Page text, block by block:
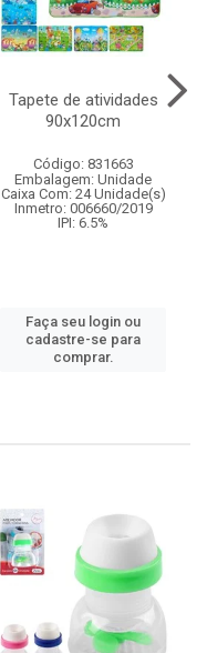
Tapete de atividades
90x120cm
Código: 831663
Embalagem: Unidade
Caixa Com: 24 Unidade(s)
Inmetro: 006660/2019
IPI: 6.5%
Faça seu login ou
cadastre-se para
comprar.